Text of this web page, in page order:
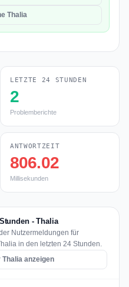
Thalia
LETZTE 24 STUNDEN
2
Problemberichte
ANTWORTZEIT
806.02
Millisekunden
- Thalia
Nutzermeldungen für
in den letzten 24 Stunden.
anzeigen